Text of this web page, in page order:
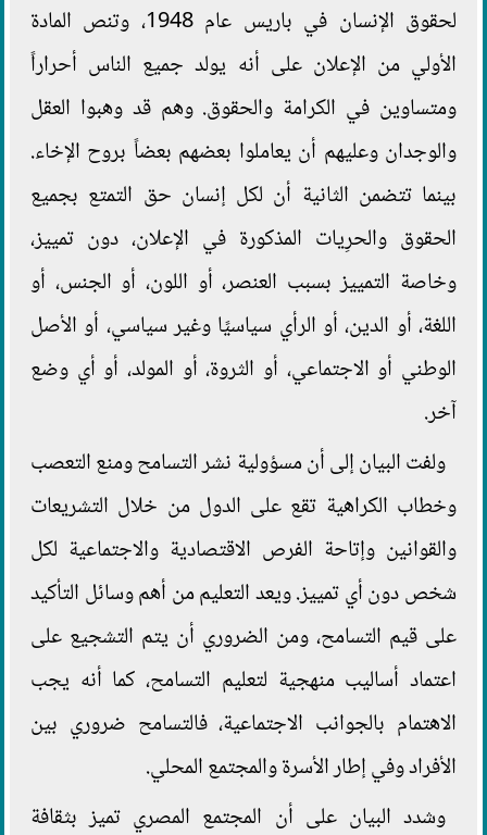
لحقوق الإنسان في باريس عام 1948، وتنص المادة
الأولي من الإعلان على أنه يولد جميع الناس أحراراً
ومتساوين في الكرامة والحقوق. وهم قد وهبوا العقل
والوجدان وعليهم أن يعاملوا بعضهم بعضاً بروح الإخاء.
بينما تتضمن الثانية أن لكل إنسان حق التمتع بجميع
الحقوق والحرِيات المذكورة في الإعلان، دون تمييز،
وخاصة التمييز بسبب العنصر، أو اللون، أو الجنس، أو
اللغة، أو الدين، أو الرأي سياسيًا وغير سياسي، أو الأصل
الوطني أو الاجتماعي، أو الثروة، أو المولد، أو أي وضع
آخر.
ولفت البيان إلى أن مسؤولية نشر التسامح ومنع التعصب
وخطاب الكراهية تقع على الدول من خلال التشريعات
والقوانين وإتاحة الفرص الاقتصادية والاجتماعية لكل
شخص دون أي تمييز. ويعد التعليم من أهم وسائل التأكيد
على قيم التسامح، ومن الضروري أن يتم التشجيع على
اعتماد أساليب منهجية لتعليم التسامح، كما أنه يجب
الاهتمام بالجوانب الاجتماعية، فالتسامح ضروري بين
الأفراد وفي إطار الأسرة والمجتمع المحلي.
وشدد البيان على أن المجتمع المصري تميز بثقافة